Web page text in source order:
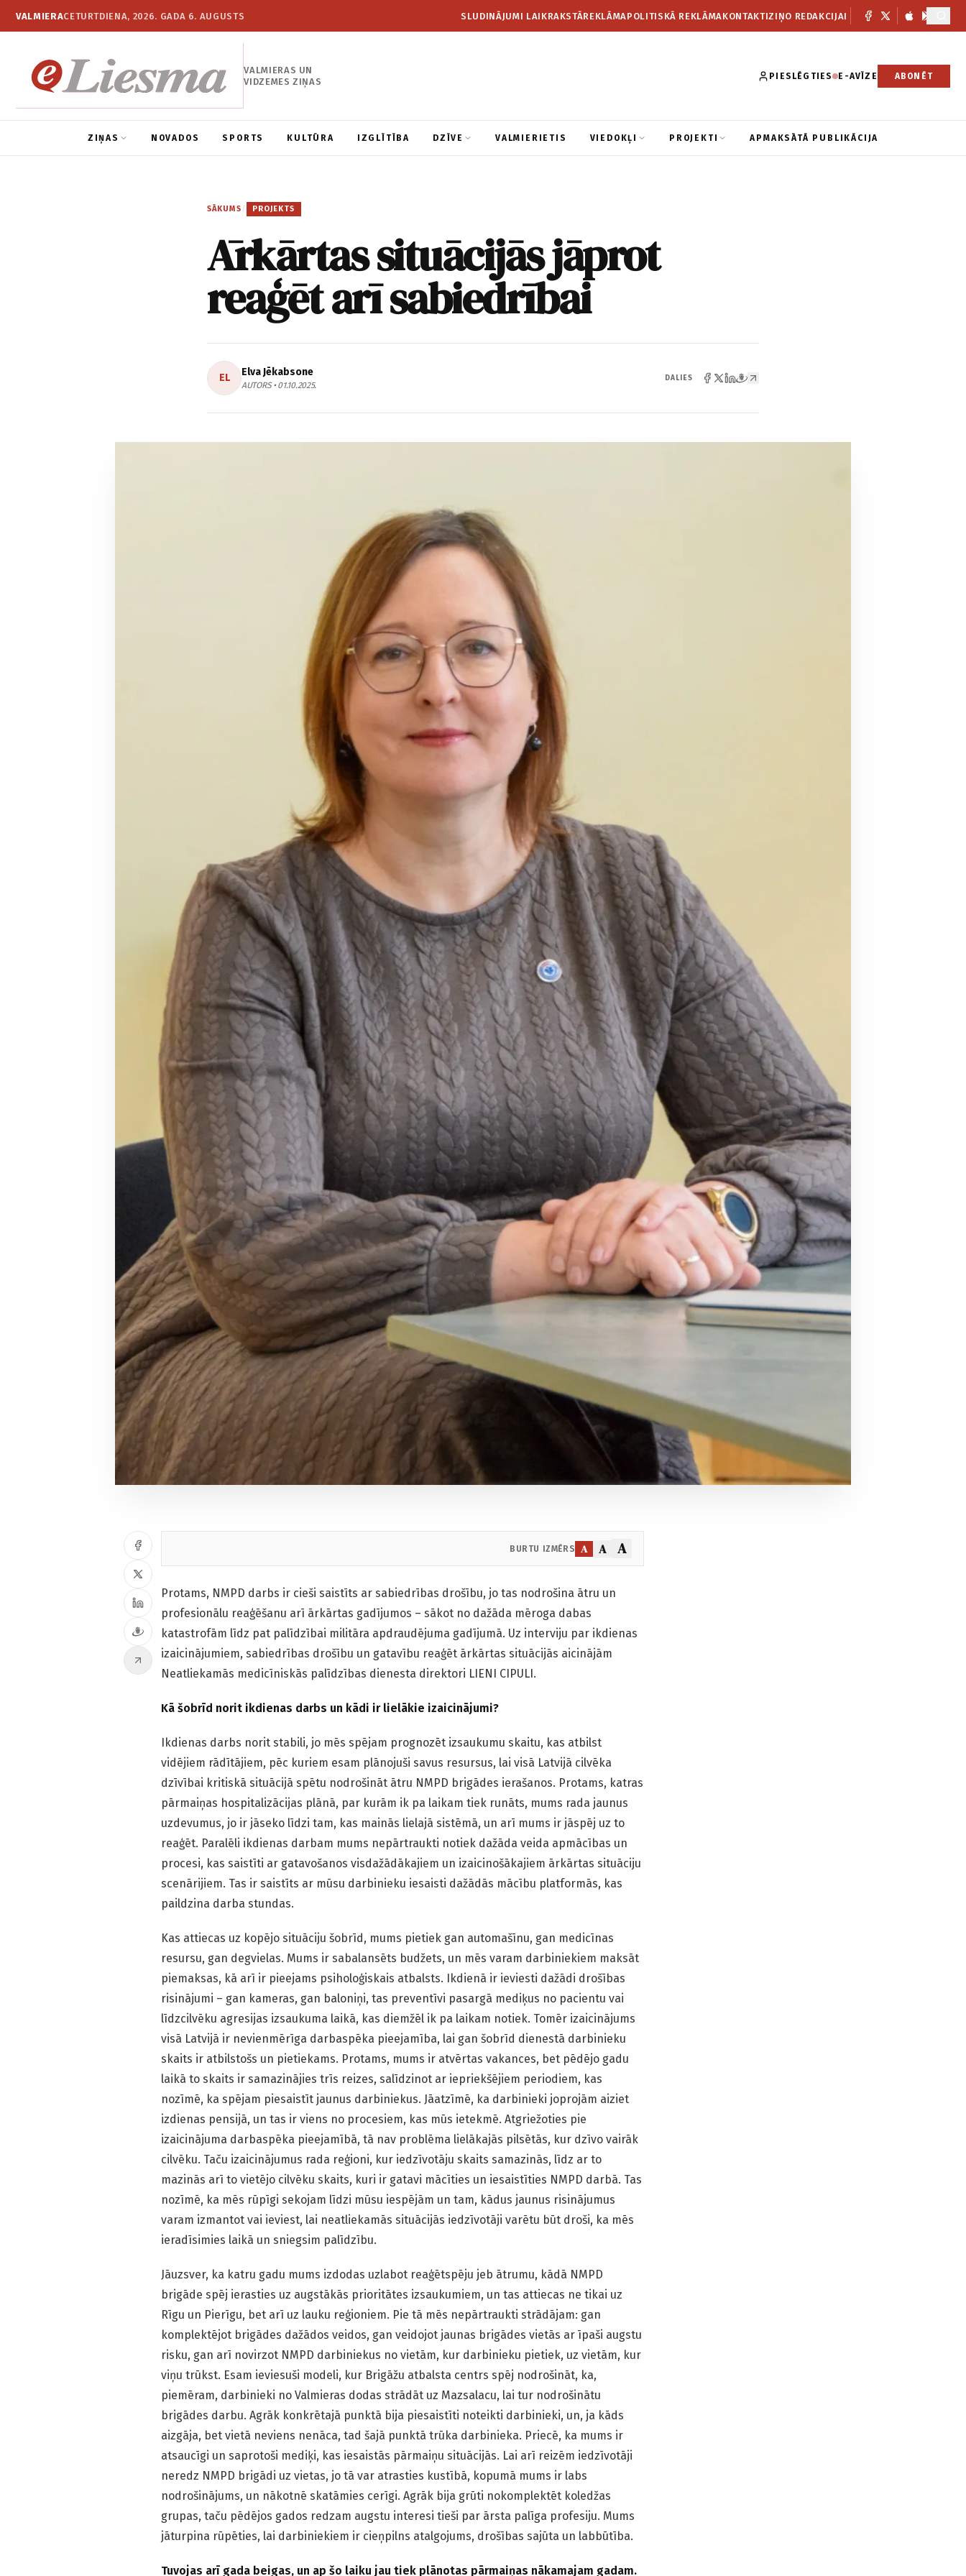
VALMIERACETURTDIENA, 2026. GADA 6. AUGUSTS SLUDINĀJUMI LAIKRAKSTĀREKLĀMAPOLITISKĀ REKLĀMAKONTAKTIZIŅO REDAKCIJAI
VALMIERAS UN
VIDZEMES ZIŅAS
PIESLĒGTIES E-AVĪZE ABONĒT
ZIŅAS NOVADOS SPORTS KULTŪRA IZGLĪTĪBA DZĪVE VALMIERIETIS VIEDOKĻI PROJEKTI APMAKSĀTĀ PUBLIKĀCIJA
SĀKUMS / PROJEKTS
Ārkārtas situācijās jāprot
reaģēt arī sabiedrībai
EL Elva Jēkabsone
AUTORS • 01.10.2025.
DALIES
BURTU IZMĒRS A A A
Protams, NMPD darbs ir cieši saistīts ar sabiedrības drošību, jo tas nodrošina ātru un
profesionālu reaģēšanu arī ārkārtas gadījumos – sākot no dažāda mēroga dabas
katastrofām līdz pat palīdzībai militāra apdraudējuma gadījumā. Uz interviju par ikdienas
izaicinājumiem, sabiedrības drošību un gatavību reaģēt ārkārtas situācijās aicinājām
Neatliekamās medicīniskās palīdzības dienesta direktori LIENI CIPULI.
Kā šobrīd norit ikdienas darbs un kādi ir lielākie izaicinājumi?
Ikdienas darbs norit stabili, jo mēs spējam prognozēt izsaukumu skaitu, kas atbilst
vidējiem rādītājiem, pēc kuriem esam plānojuši savus resursus, lai visā Latvijā cilvēka
dzīvībai kritiskā situācijā spētu nodrošināt ātru NMPD brigādes ierašanos. Protams, katras
pārmaiņas hospitalizācijas plānā, par kurām ik pa laikam tiek runāts, mums rada jaunus
uzdevumus, jo ir jāseko līdzi tam, kas mainās lielajā sistēmā, un arī mums ir jāspēj uz to
reaģēt. Paralēli ikdienas darbam mums nepārtraukti notiek dažāda veida apmācības un
procesi, kas saistīti ar gatavošanos visdažādākajiem un izaicinošākajiem ārkārtas situāciju
scenārijiem. Tas ir saistīts ar mūsu darbinieku iesaisti dažādās mācību platformās, kas
paildzina darba stundas.
Kas attiecas uz kopējo situāciju šobrīd, mums pietiek gan automašīnu, gan medicīnas
resursu, gan degvielas. Mums ir sabalansēts budžets, un mēs varam darbiniekiem maksāt
piemaksas, kā arī ir pieejams psiholoģiskais atbalsts. Ikdienā ir ieviesti dažādi drošības
risinājumi – gan kameras, gan baloniņi, tas preventīvi pasargā mediķus no pacientu vai
līdzcilvēku agresijas izsaukuma laikā, kas diemžēl ik pa laikam notiek. Tomēr izaicinājums
visā Latvijā ir nevienmērīga darbaspēka pieejamība, lai gan šobrīd dienestā darbinieku
skaits ir atbilstošs un pietiekams. Protams, mums ir atvērtas vakances, bet pēdējo gadu
laikā to skaits ir samazinājies trīs reizes, salīdzinot ar iepriekšējiem periodiem, kas
nozīmē, ka spējam piesaistīt jaunus darbiniekus. Jāatzīmē, ka darbinieki joprojām aiziet
izdienas pensijā, un tas ir viens no procesiem, kas mūs ietekmē. Atgriežoties pie
izaicinājuma darbaspēka pieejamībā, tā nav problēma lielākajās pilsētās, kur dzīvo vairāk
cilvēku. Taču izaicinājumus rada reģioni, kur iedzīvotāju skaits samazinās, līdz ar to
mazinās arī to vietējo cilvēku skaits, kuri ir gatavi mācīties un iesaistīties NMPD darbā. Tas
nozīmē, ka mēs rūpīgi sekojam līdzi mūsu iespējām un tam, kādus jaunus risinājumus
varam izmantot vai ieviest, lai neatliekamās situācijās iedzīvotāji varētu būt droši, ka mēs
ieradīsimies laikā un sniegsim palīdzību.
Jāuzsver, ka katru gadu mums izdodas uzlabot reaģētspēju jeb ātrumu, kādā NMPD
brigāde spēj ierasties uz augstākās prioritātes izsaukumiem, un tas attiecas ne tikai uz
Rīgu un Pierīgu, bet arī uz lauku reģioniem. Pie tā mēs nepārtraukti strādājam: gan
komplektējot brigādes dažādos veidos, gan veidojot jaunas brigādes vietās ar īpaši augstu
risku, gan arī novirzot NMPD darbiniekus no vietām, kur darbinieku pietiek, uz vietām, kur
viņu trūkst. Esam ieviesuši modeli, kur Brigāžu atbalsta centrs spēj nodrošināt, ka,
piemēram, darbinieki no Valmieras dodas strādāt uz Mazsalacu, lai tur nodrošinātu
brigādes darbu. Agrāk konkrētajā punktā bija piesaistīti noteikti darbinieki, un, ja kāds
aizgāja, bet vietā neviens nenāca, tad šajā punktā trūka darbinieka. Priecē, ka mums ir
atsaucīgi un saprotoši mediķi, kas iesaistās pārmaiņu situācijās. Lai arī reizēm iedzīvotāji
neredz NMPD brigādi uz vietas, jo tā var atrasties kustībā, kopumā mums ir labs
nodrošinājums, un nākotnē skatāmies cerīgi. Agrāk bija grūti nokomplektēt koledžas
grupas, taču pēdējos gados redzam augstu interesi tieši par ārsta palīga profesiju. Mums
jāturpina rūpēties, lai darbiniekiem ir cieņpilns atalgojums, drošības sajūta un labbūtība.
Tuvojas arī gada beigas, un ap šo laiku jau tiek plānotas pārmaiņas nākamajam gadam.